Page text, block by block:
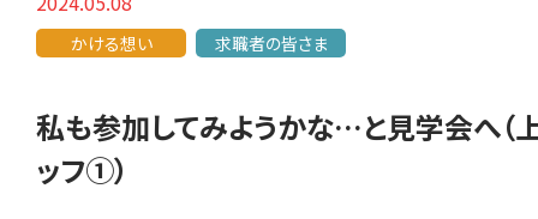
かける想い 求職者の皆さま
私も参加してみようかな…と見学会へ（
ッフ①）